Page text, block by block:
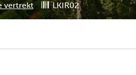
vertrekt LKIR02